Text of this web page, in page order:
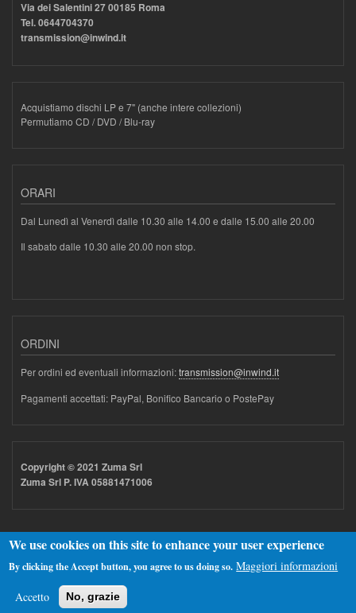
Via dei Salentini 27 00185 Roma
Tel. 0644704370
transmission@inwind.it
Acquistiamo dischi LP e 7" (anche intere collezioni)
Permutiamo CD / DVD / Blu-ray
ORARI
Dal Lunedì al Venerdì dalle 10.30 alle 14.00 e dalle 15.00 alle 20.00
Il sabato dalle 10.30 alle 20.00 non stop.
ORDINI
Per ordini ed eventuali informazioni:transmission@inwind.it
Pagamenti accettati: PayPal, Bonifico Bancario o PostePay
Copyright © 2021 Zuma Srl
Zuma Srl P. IVA 05881471006
We use cookies on this site to enhance your user experience
By clicking the Accept button, you agree to us doing so. Maggiori informazioni
Accetto No, grazie